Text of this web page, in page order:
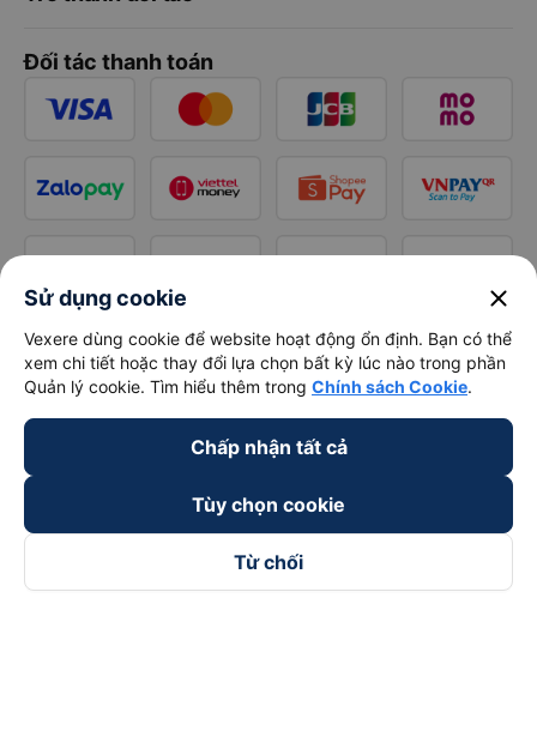
Đối tác thanh toán
Sử dụng cookie close
Vexere dùng cookie để website hoạt động ổn định. Bạn có thể
xem chi tiết hoặc thay đổi lựa chọn bất kỳ lúc nào trong phần
Quản lý cookie. Tìm hiểu thêm trong Chính sách Cookie.
Chấp nhận tất cả
Tùy chọn cookie
Từ chối